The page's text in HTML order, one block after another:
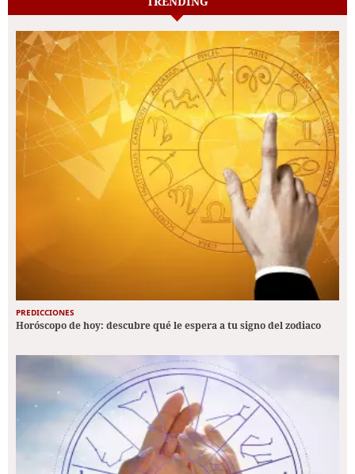
PREDICCIONES
Horóscopo de hoy: descubre qué le espera a tu signo del zodiaco